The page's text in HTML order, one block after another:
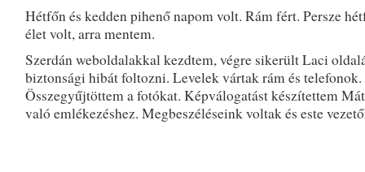
Hétfőn és kedden pihenő napom volt. Rám fért. Persze
élet volt, arra mentem.
Szerdán weboldalakkal kezdtem, végre sikerült Laci
biztonsági hibát foltozni. Levelek vártak rám és telefonok.
Összegyűjtöttem a fotókat. Képválogatást készítettem
való emlékezéshez. Megbeszéléseink voltak és este